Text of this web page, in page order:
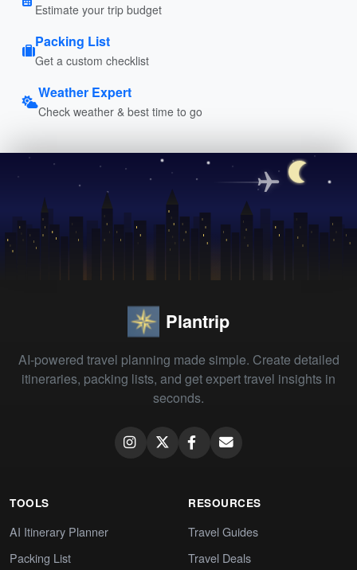
Estimate your trip budget
Packing List
Get a custom checklist
Weather Expert
Check weather & best time to go
Plantrip
AI-powered travel planning made simple. Create detailed
itineraries, packing lists, and get expert travel insights in
seconds.
TOOLS
AI Itinerary Planner
Packing List
RESOURCES
Travel Guides
Travel Deals